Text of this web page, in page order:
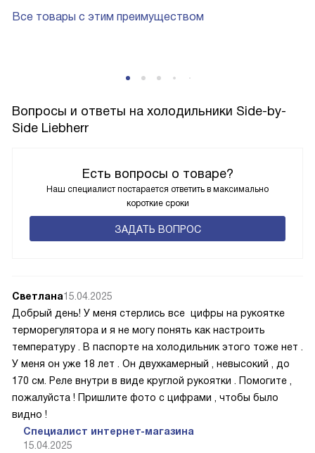
Все товары с этим преимуществом
Вопросы и ответы на холодильники Side-by-
Side Liebherr
Есть вопросы о товаре?
Наш специалист постарается ответить в максимально
короткие сроки
ЗАДАТЬ ВОПРОС
Светлана15.04.2025
Добрый день! У меня стерлись все цифры на рукоятке
терморегулятора и я не могу понять как настроить
температуру . В паспорте на холодильник этого тоже нет .
У меня он уже 18 лет . Он двухкамерный , невысокий , до
170 см. Реле внутри в виде круглой рукоятки . Помогите ,
пожалуйста ! Пришлите фото с цифрами , чтобы было
видно !
Специалист интернет-магазина
15.04.2025